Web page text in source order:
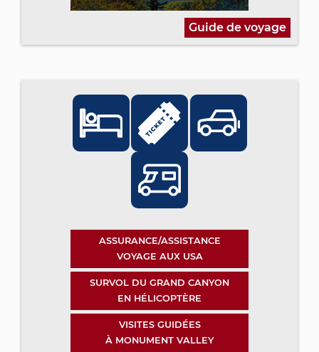
Guide de voyage
ASSURANCE/ASSISTANCE
VOYAGE AUX USA
SURVOL DU GRAND CANYON
EN HÉLICOPTÈRE
VISITES GUIDÉES
À MONUMENT VALLEY